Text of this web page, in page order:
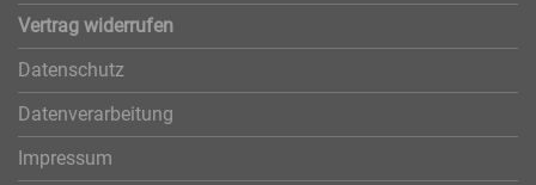
Vertrag widerrufen
Datenschutz
Datenverarbeitung
Impressum